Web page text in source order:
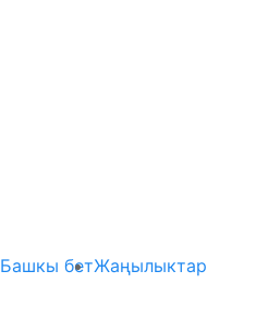
Башкы бетЖаңылыктар